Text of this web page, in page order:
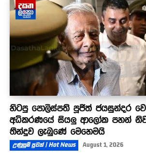
හිටපු පොලිස්පති පූජිත් ජයසුන්දර
අධිකරණයේ සියලු ආලෝක පහන්
තීන්දුව ලැබුණේ මෙහෙමයි
උණුසුම් පුවත් | Hot News August 1, 2026